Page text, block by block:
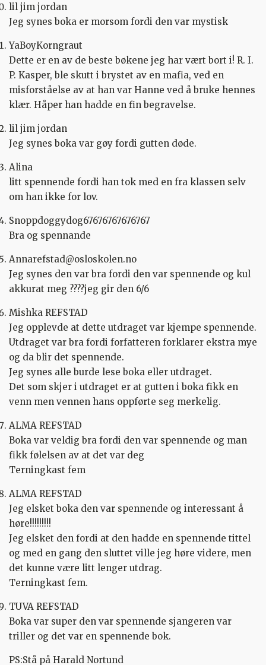
lil jim jordan
Jeg synes boka er morsom fordi den var mystisk
YaBoyKorngraut
Dette er en av de beste bøkene jeg har vært bort i! R. I.
P. Kasper, ble skutt i brystet av en mafia, ved en
misforståelse av at han var Hanne ved å bruke hennes
klær. Håper han hadde en fin begravelse.
lil jim jordan
Jeg synes boka var gøy fordi gutten døde.
Alina
litt spennende fordi han tok med en fra klassen selv
om han ikke for lov.
Snoppdoggydog67676767676767
Bra og spennande
Annarefstad@osloskolen.no
Jeg synes den var bra fordi den var spennende og kul
akkurat meg ???‍?jeg gir den 6/6
Mishka REFSTAD
Jeg opplevde at dette utdraget var kjempe spennende.
Utdraget var bra fordi forfatteren forklarer ekstra mye
og da blir det spennende.
Jeg synes alle burde lese boka eller utdraget.
Det som skjer i utdraget er at gutten i boka fikk en
venn men vennen hans oppførte seg merkelig.
ALMA REFSTAD
Boka var veldig bra fordi den var spennende og man
fikk følelsen av at det var deg
Terningkast fem
ALMA REFSTAD
Jeg elsket boka den var spennende og interessant å
høre!!!!!!!!!
Jeg elsket den fordi at den hadde en spennende tittel
og med en gang den sluttet ville jeg høre videre, men
det kunne være litt lenger utdrag.
Terningkast fem.
TUVA REFSTAD
Boka var super den var spennende sjangeren var
triller og det var en spennende bok.
PS:Stå på Harald Nortund